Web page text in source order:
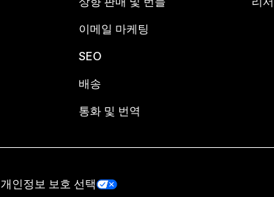
이메일 마케팅
SEO
배송
통화 및 번역
개인정보 보호 선택